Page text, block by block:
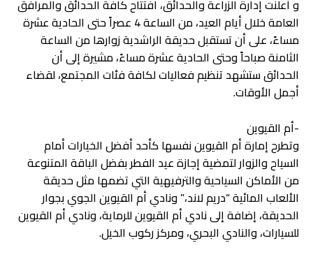
و أعلنت إدارة الزراعة والحدائق، افتتاح كافة الحدائق والمرافق
العامة خلال أيام العيد، من الساعة 4 عصراً حتى الحادية عشرة
مساءً، على أن تستقبل حديقة الراشدية زوارها من الساعة
الثامنة صباحاً وحتى الحادية عشرة مساءً، مشيرة إلى أن
الحدائق ستشهد تنظيم فعاليات لكافة فئات المجتمع، لقضاء
أجمل الأوقات.
-أم القيوين
وتطرح إمارة أم القيوين نفسها كأحد أفضل الخيارات أمام
السياح والزوار لتمضية إجازة عيد الفطر بفضل الباقة المتنوعة
من الأماكن السياحية والترفيهية التي تضمها مثل حديقة
الألعاب المائية “دريم لاند،” ونادي أم القيوين الجوي بجوار
الحديقة، إضافة إلى نادي أم القيوين للرماية، ونادي أم القيوين
للسيارات، والنادي البحري، ومركز ركوب الخيل.